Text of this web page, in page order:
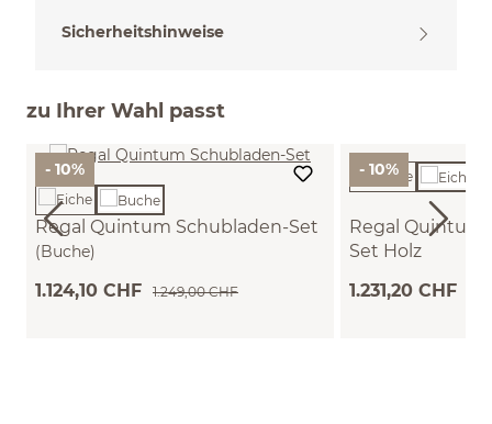
Sicherheitshinweise
zu Ihrer Wahl passt
- 10%
Regal Quintum Schubladen-Set
(Buche)
1.124,10 CHF 1.249,00 CHF
- 10%
Regal Quintum
Set Holz
1.231,20 CHF